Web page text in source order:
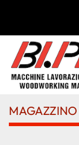
MAGAZZINO